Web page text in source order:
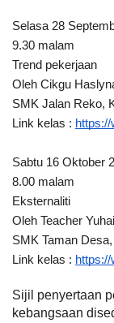
Selasa 28
9.30 malam
Trend pekerjaan
Oleh Cikgu
SMK Jalan Reko,
Link kelas :
Sabtu 16 Oktober
8.00 malam
Eksternaliti
Oleh Teacher
SMK Taman
Link kelas :
Sijil penyertaan
kebangsaan